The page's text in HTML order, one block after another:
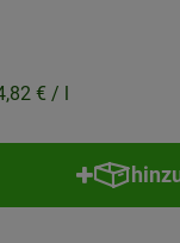
€ / l